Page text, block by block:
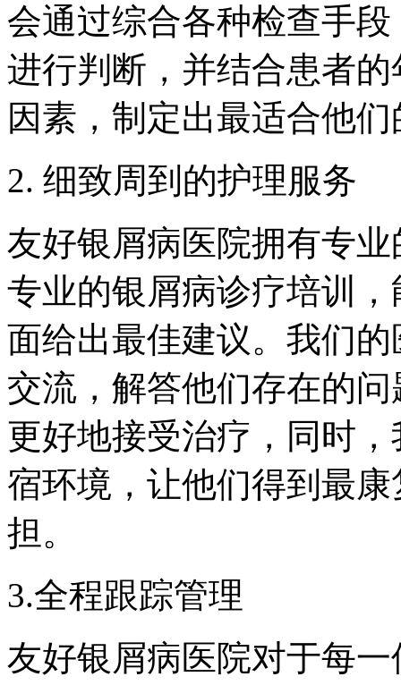
会通过综合各种检查手
进行判断，并结合患者
因素，制定出最适合他
2. 细致周到的护理服务
友好银屑病医院拥有专
专业的银屑病诊疗培训
面给出最佳建议。我们
交流，解答他们存在的
更好地接受治疗，同时
宿环境，让他们得到最
担。
3.全程跟踪管理
友好银屑病医院对于每